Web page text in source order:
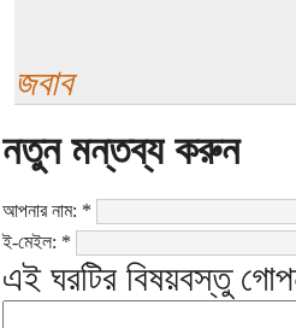
জবাব
নতুন মন্তব্য করুন
আপনার নাম: *
ই-মেইল: *
এই ঘরটির বিষয়বস্তু